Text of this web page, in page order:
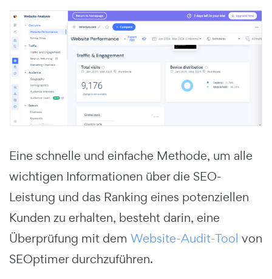
Eine schnelle und einfache Methode, um alle
wichtigen Informationen über die SEO-
Leistung und das Ranking eines potenziellen
Kunden zu erhalten, besteht darin, eine
Überprüfung mit dem Website-Audit-Tool von
SEOptimer durchzuführen.